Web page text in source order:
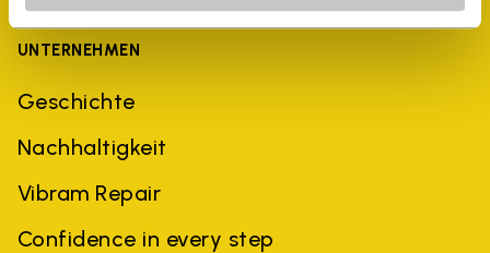
UNTERNEHMEN
Geschichte
Nachhaltigkeit
Vibram Repair
Confidence in every step